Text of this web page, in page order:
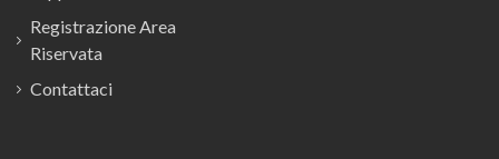
Registrazione Area
Riservata
Contattaci